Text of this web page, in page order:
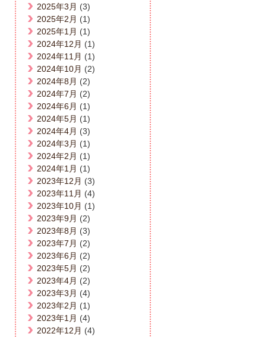
2025年3月 (3)
2025年2月 (1)
2025年1月 (1)
2024年12月 (1)
2024年11月 (1)
2024年10月 (2)
2024年8月 (2)
2024年7月 (2)
2024年6月 (1)
2024年5月 (1)
2024年4月 (3)
2024年3月 (1)
2024年2月 (1)
2024年1月 (1)
2023年12月 (3)
2023年11月 (4)
2023年10月 (1)
2023年9月 (2)
2023年8月 (3)
2023年7月 (2)
2023年6月 (2)
2023年5月 (2)
2023年4月 (2)
2023年3月 (4)
2023年2月 (1)
2023年1月 (4)
2022年12月 (4)